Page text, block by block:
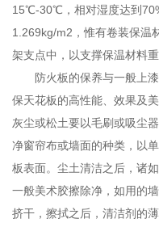
15℃-30℃，相对湿度达到
1.269kg/m2，惟有卷装保温
架支点中，以支撑保温材料重
防火板的保养与一般上漆
保天花板的高性能、效果及
灰尘或松土要以毛刷或吸尘
净窗帘布或墙面的种类，以
板表面。尘土清洁之后，诸
一般美术胶擦除净，如用的
挤干，擦拭之后，清洁剂的